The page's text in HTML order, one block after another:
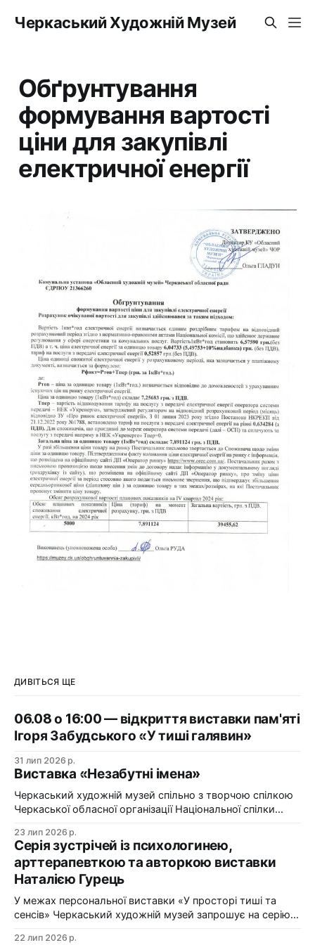
Черкаський Художній Музей
Обґрунтування
формування вартості
ціни для закупівлі
електричної енергії
ДИВІТЬСЯ ЩЕ
06.08 о 16:00 — відкриття виставки пам'яті
Ігоря Забудського «У тиші галявин»
31 лип 2026 р.
Виставка «Незабутні імена»
Черкаський художній музей спільно з творчою спілкою
Черкаської обласної організації Національної спілки
імена». Виставка «Незабутні імена» — це мистецька
подорож у творчий спадок художників Черкащини, чий
життєвий шлях вже завершилися, але їх талант і
сьогодні продовжує промовляти до глядача мовою
образів, кольору та форми. До огляду
23 лип 2026 р.
Серія зустрічей із психологинею,
арттерапевткою та авторкою виставки
Наталією Гурець
У межах персональної виставки «У просторі тиші та
сенсів» Черкаський художній музей запрошує на серію
22 лип 2026 р.